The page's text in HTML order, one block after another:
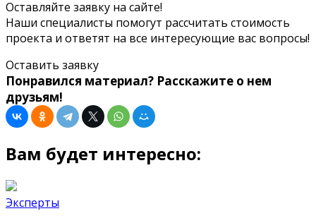
Оставляйте заявку на сайте!
Наши специалисты помогут рассчитать стоимость
проекта и ответят на все интересующие вас вопросы!
Оставить заявку
Понравился материал? Расскажите о нем
друзьям!
Вам будет интересно:
Эксперты